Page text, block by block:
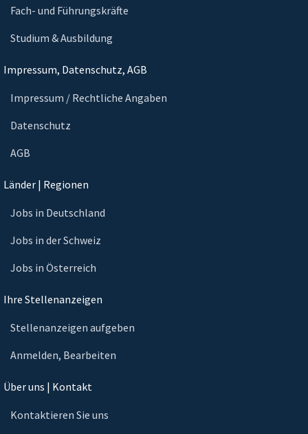
Fach- und Führungskräfte
Studium & Ausbildung
Impressum, Datenschutz, AGB
Impressum / Rechtliche Angaben
Datenschutz
AGB
Länder | Regionen
Jobs in Deutschland
Jobs in der Schweiz
Jobs in Österreich
Ihre Stellenanzeigen
Stellenanzeigen aufgeben
Anmelden, Bearbeiten
Über uns | Kontakt
Kontaktieren Sie uns